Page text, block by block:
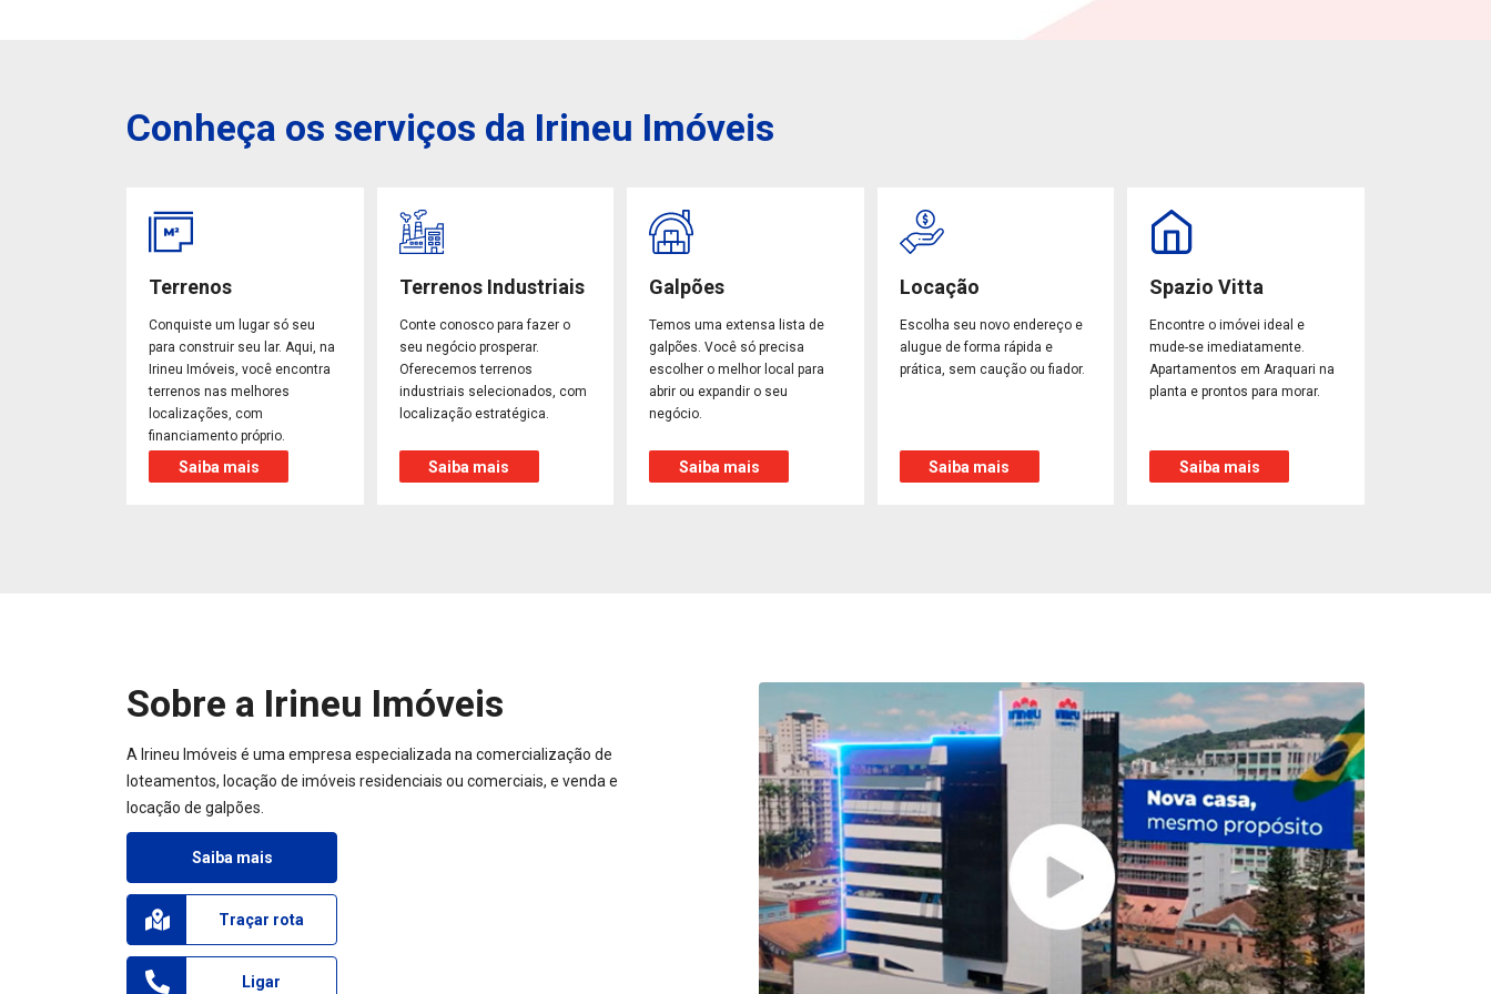
Conheça os serviços da Irineu Imóveis
Terrenos
Conquiste um lugar só seu
para construir seu lar. Aqui, na
Irineu Imóveis, você encontra
terrenos nas melhores
localizações, com
financiamento próprio.
Saiba mais
Terrenos Industriais
Conte conosco para fazer o
seu negócio prosperar.
Oferecemos terrenos
industriais selecionados, com
localização estratégica.
Saiba mais
Galpões
Temos uma extensa lista de
galpões. Você só precisa
escolher o melhor local para
abrir ou expandir o seu
negócio.
Saiba mais
Locação
Escolha seu novo endereço e
alugue de forma rápida e
prática, sem caução ou fiador.
Saiba mais
Spazio Vitta
Encontre o imóvei ideal e
mude-se imediatamente.
Apartamentos em Araquari na
planta e prontos para morar.
Saiba mais
Sobre a Irineu Imóveis
A Irineu Imóveis é uma empresa especializada na comercialização de
loteamentos, locação de imóveis residenciais ou comerciais, e venda e
locação de galpões.
Saiba mais
Traçar rota
Ligar